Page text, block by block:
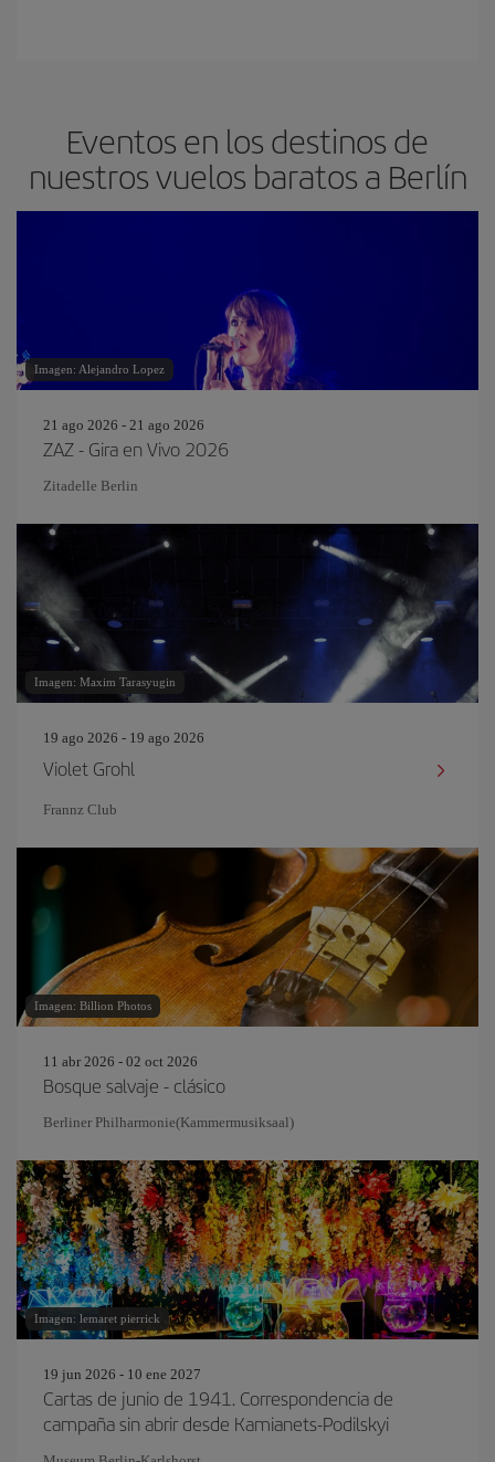
Eventos en los destinos de
nuestros vuelos baratos a Berlín
Imagen: Alejandro Lopez
21 ago 2026 - 21 ago 2026
ZAZ - Gira en Vivo 2026
Zitadelle Berlin
Imagen: Maxim Tarasyugin
19 ago 2026 - 19 ago 2026
Violet Grohl
Frannz Club
Imagen: Billion Photos
11 abr 2026 - 02 oct 2026
Bosque salvaje - clásico
Berliner Philharmonie(Kammermusiksaal)
Imagen: lemaret pierrick
19 jun 2026 - 10 ene 2027
Cartas de junio de 1941. Correspondencia de
campaña sin abrir desde Kamianets-Podilskyi